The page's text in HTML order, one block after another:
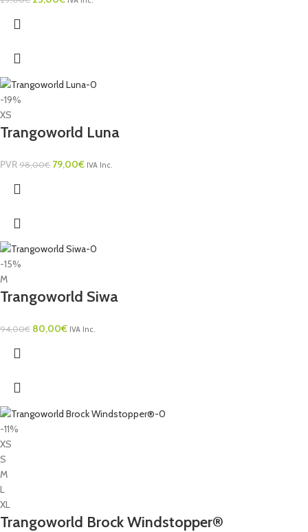
-19%
XS
Trangoworld Luna
PVR 98,00€ 79,00€ IVA Inc.
-15%
M
Trangoworld Siwa
94,00€ 80,00€ IVA Inc.
-11%
XS
S
M
L
XL
Trangoworld Brock Windstopper®